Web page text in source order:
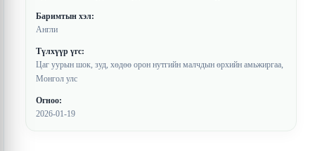
Баримтын хэл:
Англи
Түлхүүр үгс:
Цаг уурын шок, зуд, хөдөө орон нутгийн малчдын өрхийн амьжиргаа,
Монгол улс
Огноо:
2026-01-19